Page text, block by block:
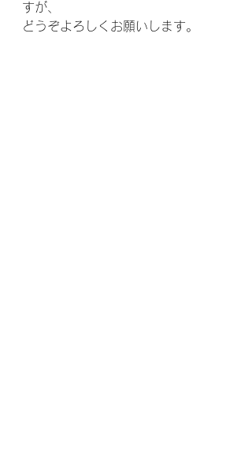
すが、
どうぞよろしくお願いします。